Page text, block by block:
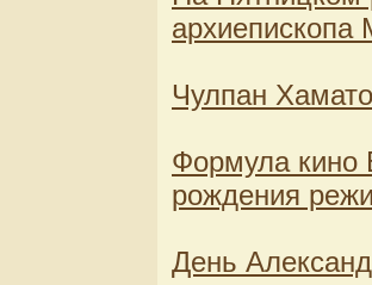
архиепископа
Чулпан
Формула кино
рождения
День